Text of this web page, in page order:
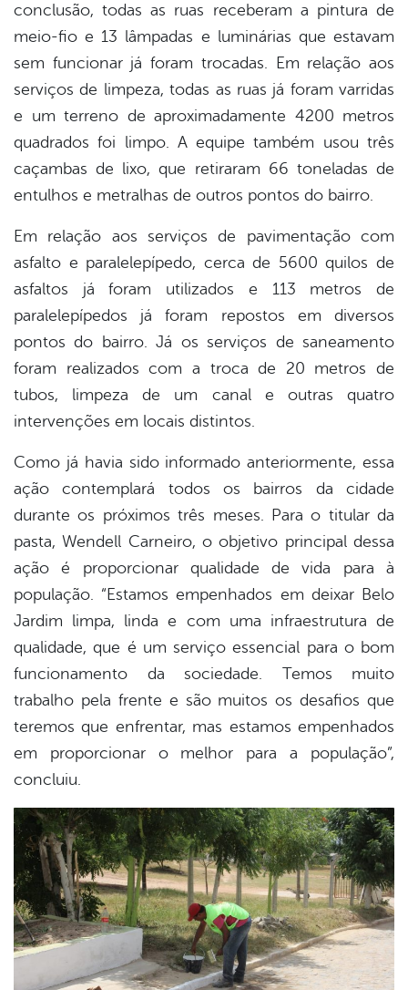
conclusão, todas as ruas receberam a pintura de
meio-fio e 13 lâmpadas e luminárias que estavam
sem funcionar já foram trocadas. Em relação aos
serviços de limpeza, todas as ruas já foram varridas
e um terreno de aproximadamente 4200 metros
quadrados foi limpo. A equipe também usou três
caçambas de lixo, que retiraram 66 toneladas de
entulhos e metralhas de outros pontos do bairro.
Em relação aos serviços de pavimentação com
asfalto e paralelepípedo, cerca de 5600 quilos de
asfaltos já foram utilizados e 113 metros de
paralelepípedos já foram repostos em diversos
pontos do bairro. Já os serviços de saneamento
foram realizados com a troca de 20 metros de
tubos, limpeza de um canal e outras quatro
intervenções em locais distintos.
Como já havia sido informado anteriormente, essa
ação contemplará todos os bairros da cidade
durante os próximos três meses. Para o titular da
pasta, Wendell Carneiro, o objetivo principal dessa
ação é proporcionar qualidade de vida para à
população. “Estamos empenhados em deixar Belo
Jardim limpa, linda e com uma infraestrutura de
qualidade, que é um serviço essencial para o bom
funcionamento da sociedade. Temos muito
trabalho pela frente e são muitos os desafios que
teremos que enfrentar, mas estamos empenhados
em proporcionar o melhor para a população”,
concluiu.